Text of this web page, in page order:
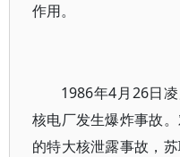
作用。
1986年4月26日
核电厂发生爆炸事故
的特大核泄露事故，